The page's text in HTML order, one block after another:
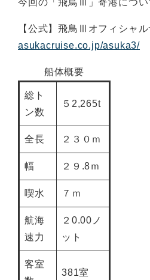
【公式】飛鳥Ⅲオフィシャ
asukacruise.co.jp/asuka3/
船体概要
総ト
ン数
５2,265t
全長 ２３０ｍ
幅 ２９.8ｍ
喫水 ７ｍ
航海
速力
２0.00ノ
ット
客室
381室